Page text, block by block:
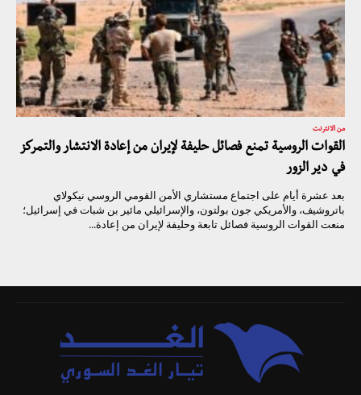
من الانترنت
القوات الروسية تمنع فصائل حليفة لإيران من إعادة الانتشار والتمركز
في دير الزور
بعد عشرة أيام على اجتماع مستشاري الأمن القومي الروسي نيكولاي
باتروشيف، والأمريكي جون بولتون، والإسرائيلي مائير بن شبات في إسرائيل؛
منعت القوات الروسية فصائل تابعة وحليفة لإيران من إعادة...